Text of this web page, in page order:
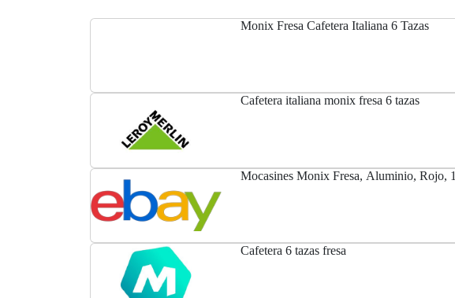
Monix Fresa Cafetera Italiana 6 Tazas
Cafetera italiana monix fresa 6 tazas
Mocasines Monix Fresa, Aluminio, Rojo,
Cafetera 6 tazas fresa